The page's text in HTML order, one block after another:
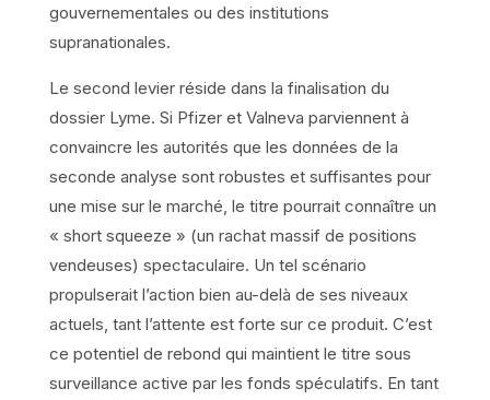
gouvernementales ou des institutions
supranationales.
Le second levier réside dans la finalisation du
dossier Lyme. Si Pfizer et Valneva parviennent à
convaincre les autorités que les données de la
seconde analyse sont robustes et suffisantes pour
une mise sur le marché, le titre pourrait connaître un
« short squeeze » (un rachat massif de positions
vendeuses) spectaculaire. Un tel scénario
propulserait l’action bien au-delà de ses niveaux
actuels, tant l’attente est forte sur ce produit. C’est
ce potentiel de rebond qui maintient le titre sous
surveillance active par les fonds spéculatifs. En tant